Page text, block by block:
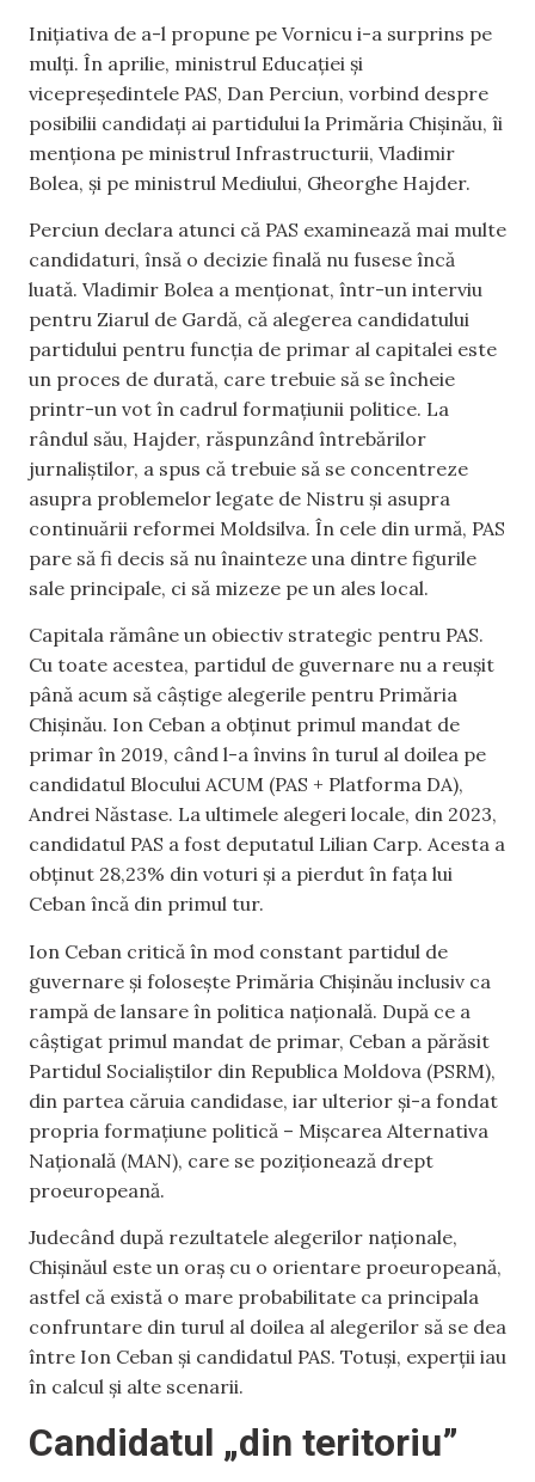
Inițiativa de a-l propune pe Vornicu i-a surprins pe
mulți. În aprilie, ministrul Educației și
vicepreședintele PAS, Dan Perciun, vorbind despre
posibilii candidați ai partidului la Primăria Chișinău, îi
menționa pe ministrul Infrastructurii, Vladimir
Bolea, și pe ministrul Mediului, Gheorghe Hajder.
Perciun declara atunci că PAS examinează mai multe
candidaturi, însă o decizie finală nu fusese încă
luată. Vladimir Bolea a menționat, într-un interviu
pentru Ziarul de Gardă, că alegerea candidatului
partidului pentru funcția de primar al capitalei este
un proces de durată, care trebuie să se încheie
printr-un vot în cadrul formațiunii politice. La
rândul său, Hajder, răspunzând întrebărilor
jurnaliștilor, a spus că trebuie să se concentreze
asupra problemelor legate de Nistru și asupra
continuării reformei Moldsilva. În cele din urmă, PAS
pare să fi decis să nu înainteze una dintre figurile
sale principale, ci să mizeze pe un ales local.
Capitala rămâne un obiectiv strategic pentru PAS.
Cu toate acestea, partidul de guvernare nu a reușit
până acum să câștige alegerile pentru Primăria
Chișinău. Ion Ceban a obținut primul mandat de
primar în 2019, când l-a învins în turul al doilea pe
candidatul Blocului ACUM (PAS + Platforma DA),
Andrei Năstase. La ultimele alegeri locale, din 2023,
candidatul PAS a fost deputatul Lilian Carp. Acesta a
obținut 28,23% din voturi și a pierdut în fața lui
Ceban încă din primul tur.
Ion Ceban critică în mod constant partidul de
guvernare și folosește Primăria Chișinău inclusiv ca
rampă de lansare în politica națională. După ce a
câștigat primul mandat de primar, Ceban a părăsit
Partidul Socialiștilor din Republica Moldova (PSRM),
din partea căruia candidase, iar ulterior și-a fondat
propria formațiune politică – Mișcarea Alternativa
Națională (MAN), care se poziționează drept
proeuropeană.
Judecând după rezultatele alegerilor naționale,
Chișinăul este un oraș cu o orientare proeuropeană,
astfel că există o mare probabilitate ca principala
confruntare din turul al doilea al alegerilor să se dea
între Ion Ceban și candidatul PAS. Totuși, experții iau
în calcul și alte scenarii.
Candidatul „din teritoriu”